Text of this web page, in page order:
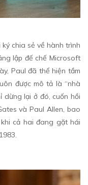
ký chia sẻ về hành trình
lập đế chế Microsoft
Paul đã thể hiện tầm
được mô tả là “nhà
dừng lại ở đó, cuốn hồi
và Paul Allen, bao
cả hai đang gặt hái